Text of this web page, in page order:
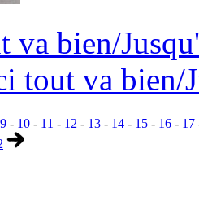
va bien/
tout va bien/
9 - 10 - 11 - 12 - 13 - 14 - 15 - 16 - 17